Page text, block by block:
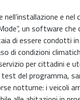
e nel
un software che
di essere condotti
di condizioni
per cittadini e
del programma,
notturne: i veicoli